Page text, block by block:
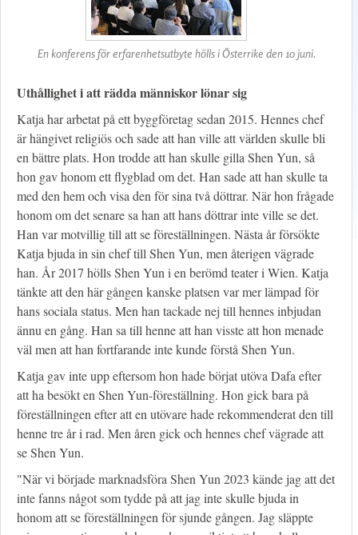
En konferens för erfarenhetsutbyte hölls i Österrike den 10 juni.
Uthållighet i att rädda människor lönar sig
Katja har arbetat på ett byggföretag sedan 2015. Hennes chef
är hängivet religiös och sade att han ville att världen skulle bli
en bättre plats. Hon trodde att han skulle gilla Shen Yun, så
hon gav honom ett flygblad om det. Han sade att han skulle ta
med den hem och visa den för sina två döttrar. När hon frågade
honom om det senare sa han att hans döttrar inte ville se det.
Han var motvillig till att se föreställningen. Nästa år försökte
Katja bjuda in sin chef till Shen Yun, men återigen vägrade
han. År 2017 hölls Shen Yun i en berömd teater i Wien. Katja
tänkte att den här gången kanske platsen var mer lämpad för
hans sociala status. Men han tackade nej till hennes inbjudan
ännu en gång. Han sa till henne att han visste att hon menade
väl men att han fortfarande inte kunde förstå Shen Yun.
Katja gav inte upp eftersom hon hade börjat utöva Dafa efter
att ha besökt en Shen Yun-föreställning. Hon gick bara på
föreställningen efter att en utövare hade rekommenderat den till
henne tre år i rad. Men åren gick och hennes chef vägrade att
se Shen Yun.
"När vi började marknadsföra Shen Yun 2023 kände jag att det
inte fanns något som tydde på att jag inte skulle bjuda in
honom att se föreställningen för sjunde gången. Jag släppte